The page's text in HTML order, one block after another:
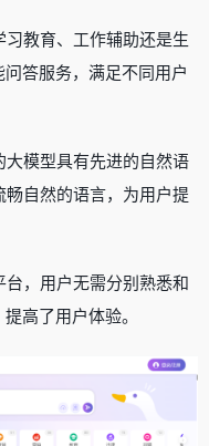
习教育、工作辅助还是生
答服务，满足不同用户
大模型具有先进的自然语
自然的语言，为用户提
台，用户无需分别熟悉和
高了用户体验。